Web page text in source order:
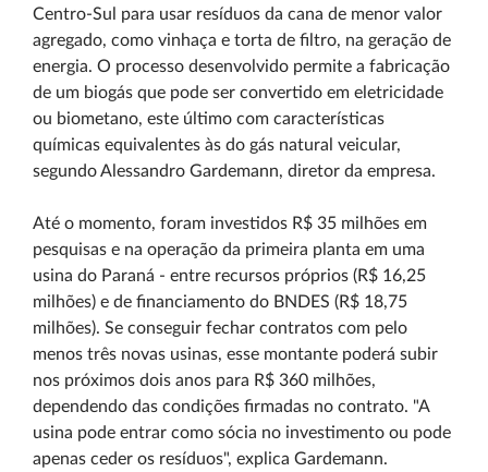
Centro-Sul para usar resíduos da cana de menor valor
agregado, como vinhaça e torta de filtro, na geração de
energia. O processo desenvolvido permite a fabricação
de um biogás que pode ser convertido em eletricidade
ou biometano, este último com características
químicas equivalentes às do gás natural veicular,
segundo Alessandro Gardemann, diretor da empresa.
Até o momento, foram investidos R$ 35 milhões em
pesquisas e na operação da primeira planta em uma
usina do Paraná - entre recursos próprios (R$ 16,25
milhões) e de financiamento do BNDES (R$ 18,75
milhões). Se conseguir fechar contratos com pelo
menos três novas usinas, esse montante poderá subir
nos próximos dois anos para R$ 360 milhões,
dependendo das condições firmadas no contrato. "A
usina pode entrar como sócia no investimento ou pode
apenas ceder os resíduos", explica Gardemann.